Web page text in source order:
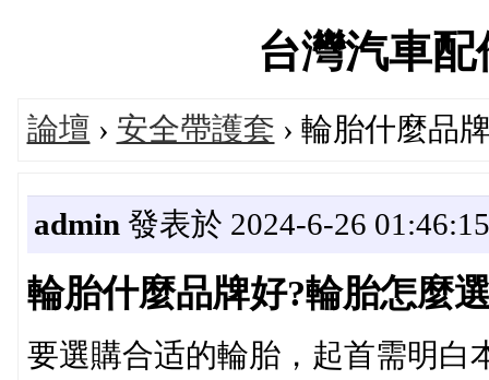
台灣汽車
論壇 › 安全帶護套 › 輪胎什麼品
admin 發表於 2024-6-26 01:46:15
輪胎什麼品牌好?輪胎怎麼
要選購合适的輪胎，起首需明白